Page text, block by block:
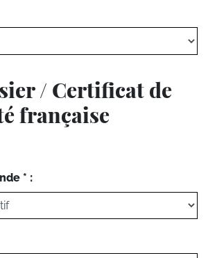
/ Certificat de
française
* :